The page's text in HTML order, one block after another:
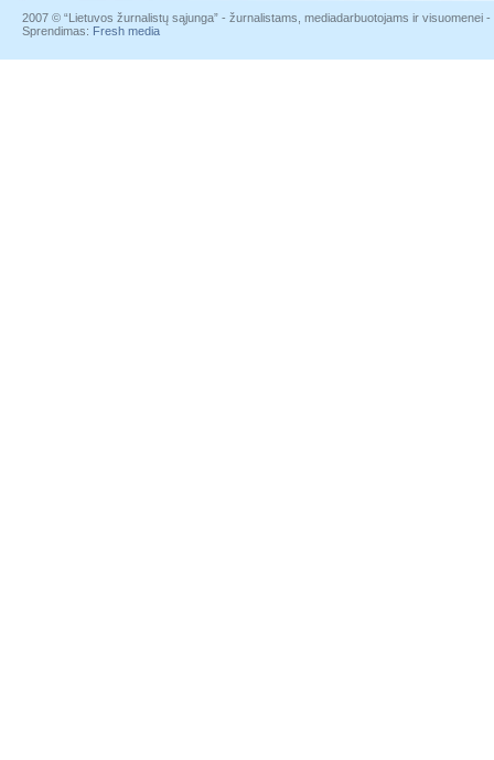
2007 © “Lietuvos žurnalistų sąjunga” - žurnalistams, mediadarbuotojams ir visuomenei
Sprendimas: Fresh media